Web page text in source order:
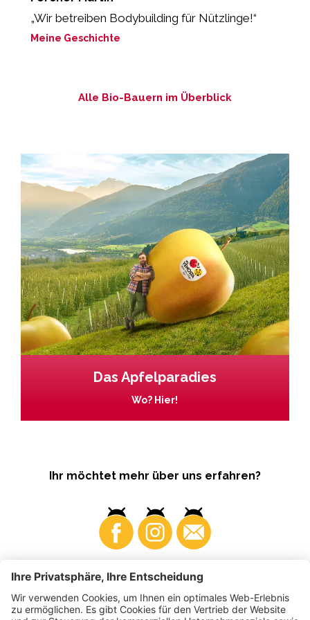
„Wir betreiben Bodybuilding für Nützlinge!“
Meine Geschichte
Alle Bio-Bauern im Überblick
Das Apfelparadies
Wo? Hier!
Ihr möchtet mehr über uns erfahren?
Business Produzenten